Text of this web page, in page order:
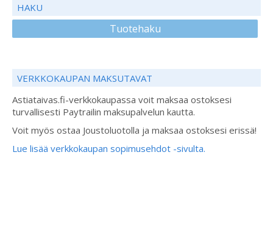
HAKU
Tuotehaku
VERKKOKAUPAN MAKSUTAVAT
Astiataivas.fi-verkkokaupassa voit maksaa ostoksesi
turvallisesti Paytrailin maksupalvelun kautta.
Voit myös ostaa Joustoluotolla ja maksaa ostoksesi erissä!
Lue lisää verkkokaupan sopimusehdot -sivulta.